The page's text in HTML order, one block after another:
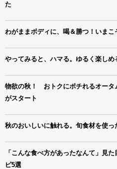
た
わがままボディに、喝＆勝つ！いま
やってみると、ハマる。ゆるく楽しめ
物欲の秋！ おトクにポチれるオータ
がスタート
秋のおいしいに触れる。旬食材を使
「こんな食べ方があったなんて」見
ピ5選